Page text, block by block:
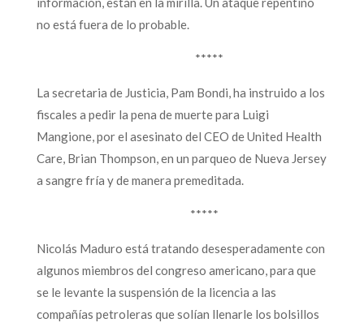
no está fuera de lo probable.
*****
La secretaria de Justicia, Pam Bondi, ha instruido a los
fiscales a pedir la pena de muerte para Luigi
Mangione, por el asesinato del CEO de United Health
Care, Brian Thompson, en un parqueo de Nueva Jersey
a sangre fría y de manera premeditada.
Nicolás Maduro está tratando desesperadamente con
algunos miembros del congreso americano, para que
se le levante la suspensión de la licencia a las
compañías petroleras que solían llenarle los bolsillos